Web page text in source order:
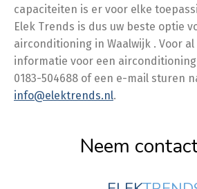
capaciteiten is er voor elke
Elek Trends is dus uw beste optie
airconditioning in Waalwijk . Voor
informatie voor een
0183-504688 of een e-mail sturen
info@elektrends.nl.
Neem